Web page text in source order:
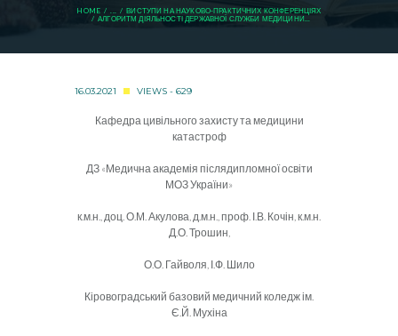
HOME ...
ВИСТУПИ НА НАУКОВО-ПРАКТИЧНИХ КОНФЕРЕНЦІЯХ
АЛГОРИТМ ДІЯЛЬНОСТІ ДЕРЖАВНОЇ СЛУЖБИ МЕДИЦИНИ...
16.03.2021 VIEWS - 629
Кафедра цивільного захисту та медицини
катастроф
ДЗ «Медична академія післядипломної освіти
МОЗ України»
к.м.н., доц. О.М. Акулова, д.м.н., проф. І.В. Кочін, к.м.н.
Д.О. Трошин,
О.О. Гайволя, І.Ф. Шило
Кіровоградський базовий медичний коледж ім.
Є.Й. Мухіна